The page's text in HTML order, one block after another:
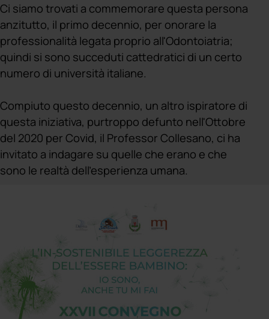
Ci siamo trovati a commemorare questa persona
anzitutto, il primo decennio, per onorare la
professionalità legata proprio all'Odontoiatria;
quindi si sono succeduti cattedratici di un certo
numero di università italiane.
Compiuto questo decennio, un altro ispiratore di
questa iniziativa, purtroppo defunto nell'Ottobre
del 2020 per Covid, il Professor Collesano, ci ha
invitato a indagare su quelle che erano e che
sono le realtà dell'esperienza umana.
ritenevo, diciamo, terminata un po' questa
esperienza commemorativa, in realtà, sempre il
professor Collesano, ha come dire un po' fiutato
il fatto che i miei figli desiderassero continuare
questa esperienza e, questa volta, diffondendola
in un ambiente pubblico come il Modernissimo di